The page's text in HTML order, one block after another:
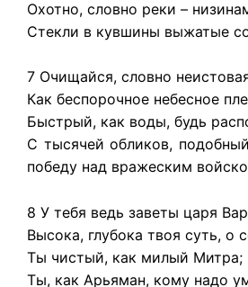
Охотно, словно реки –
Стекли в кувшины выжатые
7 Очищайся, словно
Как беспорочное небесное
Быстрый, как воды, будь
С тысячей обликов,
победу над вражеским
8 У тебя ведь заветы царя
Высока, глубока твоя суть, о
Ты чистый, как милый Митра;
Ты, как Арьяман, кому надо